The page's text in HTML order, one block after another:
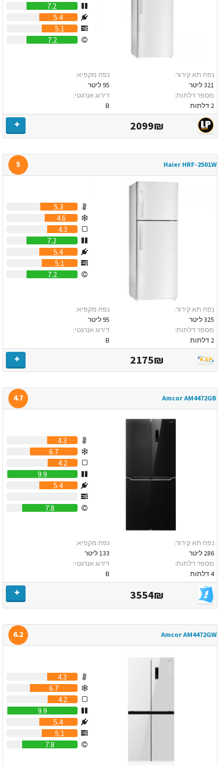
7.2
5.4
5.1
7.2
נפח תא קירור:
321 ליטר
מספר דלתות:
2 דלתות
נפח מקפיא:
95 ליטר
דירוג אנרגטי:
B
2099₪
Haier HRF-2501W
5
5.3
4.6
4.3
7.2
5.4
5.1
7.2
נפח תא קירור:
325 ליטר
מספר דלתות:
2 דלתות
נפח מקפיא:
95 ליטר
דירוג אנרגטי:
B
2175₪
Amcor AM4472GB
4.7
4.3
6.7
4.2
9.9
5.4
7.8
נפח תא קירור:
286 ליטר
מספר דלתות:
4 דלתות
נפח מקפיא:
133 ליטר
דירוג אנרגטי:
B
3554₪
Amcor AM4472GW
6.2
4.3
6.7
4.2
9.9
5.4
5.1
7.8